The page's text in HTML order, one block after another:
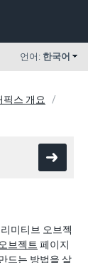
언어: 한국어
픽스 개요
미티브 오브젝
브젝트 페이지
드는 방법을 살